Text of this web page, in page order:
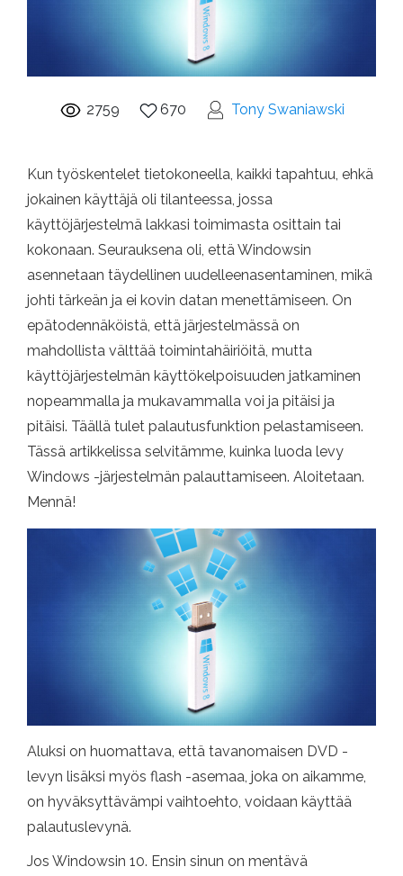
2759 670 Tony Swaniawski
Kun työskentelet tietokoneella, kaikki tapahtuu, ehkä
jokainen käyttäjä oli tilanteessa, jossa
käyttöjärjestelmä lakkasi toimimasta osittain tai
kokonaan. Seurauksena oli, että Windowsin
asennetaan täydellinen uudelleenasentaminen, mikä
johti tärkeän ja ei kovin datan menettämiseen. On
epätodennäköistä, että järjestelmässä on
mahdollista välttää toimintahäiriöitä, mutta
käyttöjärjestelmän käyttökelpoisuuden jatkaminen
nopeammalla ja mukavammalla voi ja pitäisi ja
pitäisi. Täällä tulet palautusfunktion pelastamiseen.
Tässä artikkelissa selvitämme, kuinka luoda levy
Windows -järjestelmän palauttamiseen. Aloitetaan.
Mennä!
Aluksi on huomattava, että tavanomaisen DVD -
levyn lisäksi myös flash -asemaa, joka on aikamme,
on hyväksyttävämpi vaihtoehto, voidaan käyttää
palautuslevynä.
Jos Windowsin 10. Ensin sinun on mentävä